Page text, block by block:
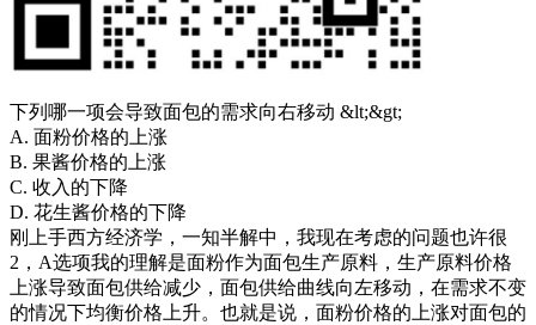
下列哪一项会导致面包的需求向右移动 &lt;&gt;
A. 面粉价格的上涨
B. 果酱价格的上涨
C. 收入的下降
D. 花生酱价格的下降
刚上手西方经济学，一知半解中，我现在考虑的问题也许很
2，A选项我的理解是面粉作为面包生产原料，生产原料价格
上涨导致面包供给减少，面包供给曲线向左移动，在需求不变
的情况下均衡价格上升。也就是说，面粉价格的上涨对面包的